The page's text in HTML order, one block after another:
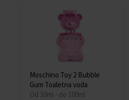
Moschino Toy 2 Bubble
Gum Toaletna voda
Od 30ml - do 100ml